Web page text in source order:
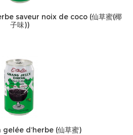
saveur noix de coco (仙草蜜(椰
子味))
gelée d’herbe (仙草蜜)